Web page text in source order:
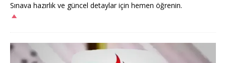
Sınava hazırlık ve güncel detaylar için hemen öğrenin.